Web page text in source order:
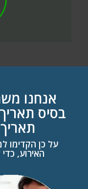
אנחנו
בסיס
על כן הקדימו
האירוע,